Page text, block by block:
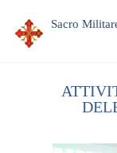
Sacro